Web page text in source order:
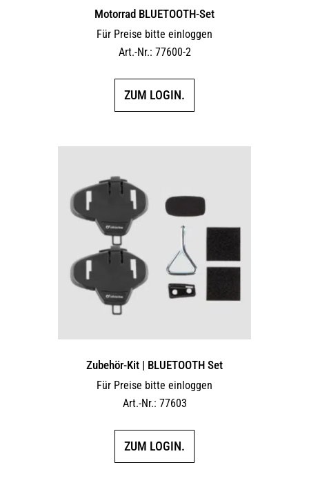
Motorrad BLUETOOTH-Set
Für Preise bitte einloggen
Art.-Nr.: 77600-2
ZUM LOGIN.
Zubehör-Kit | BLUETOOTH Set
Für Preise bitte einloggen
Art.-Nr.: 77603
ZUM LOGIN.